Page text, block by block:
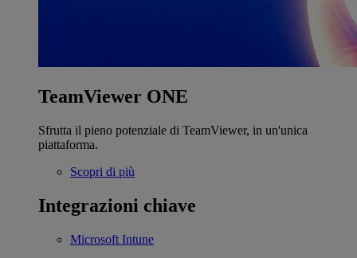
TeamViewer ONE
Sfrutta il pieno potenziale di TeamViewer, in un'unica
piattaforma.
Scopri di più
Integrazioni chiave
Microsoft Intune